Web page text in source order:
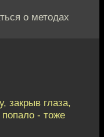
о методах
закрыв глаза,
- тоже